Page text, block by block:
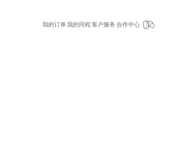
我的订单我的同程 客户服务 合作中心